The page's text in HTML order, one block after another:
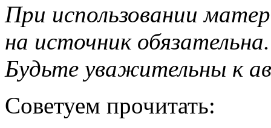
При использовании
на источник обязательна.
Будьте уважительны к
Советуем прочитать: